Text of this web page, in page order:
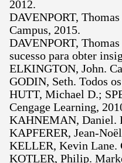
2012.
DAVENPORT,
Campus, 2015.
DAVENPORT,
sucesso para obter
ELKINGTON, John.
GODIN, Seth. Todos
HUTT, Michael D.;
Cengage Learning,
KAHNEMAN, Daniel.
KAPFERER, Jean-
KELLER, Kevin Lane.
KOTLER, Philip.